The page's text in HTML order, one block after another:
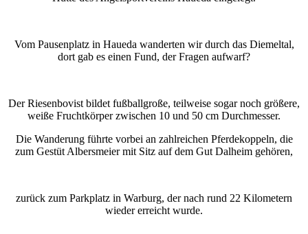
Vom Pausenplatz in Haueda wanderten wir durch das Diemeltal,
dort gab es einen Fund, der Fragen aufwarf?
Der Riesenbovist bildet fußballgroße, teilweise sogar noch größere,
weiße Fruchtkörper zwischen 10 und 50 cm Durchmesser.
Die Wanderung führte vorbei an zahlreichen Pferdekoppeln, die
zum Gestüt Albersmeier mit Sitz auf dem Gut Dalheim gehören,
zurück zum Parkplatz in Warburg, der nach rund 22 Kilometern
wieder erreicht wurde.